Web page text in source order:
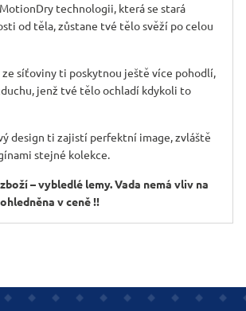
technologii, která se stará
od těla, zůstane tvé tělo svěží po celou
ze síťoviny ti poskytnou ještě více pohodlí,
jenž tvé tělo ochladí kdykoli to
design ti zajistí perfektní image, zvláště
stejné kolekce.
– vybledlé lemy. Vada nemá vliv na
v ceně !!